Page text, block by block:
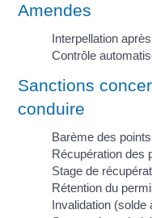
Amendes
Interpellation
Contrôle
Sanctions
conduire
Barème des
Récupération des
Stage de
Rétention du
Invalidation (solde